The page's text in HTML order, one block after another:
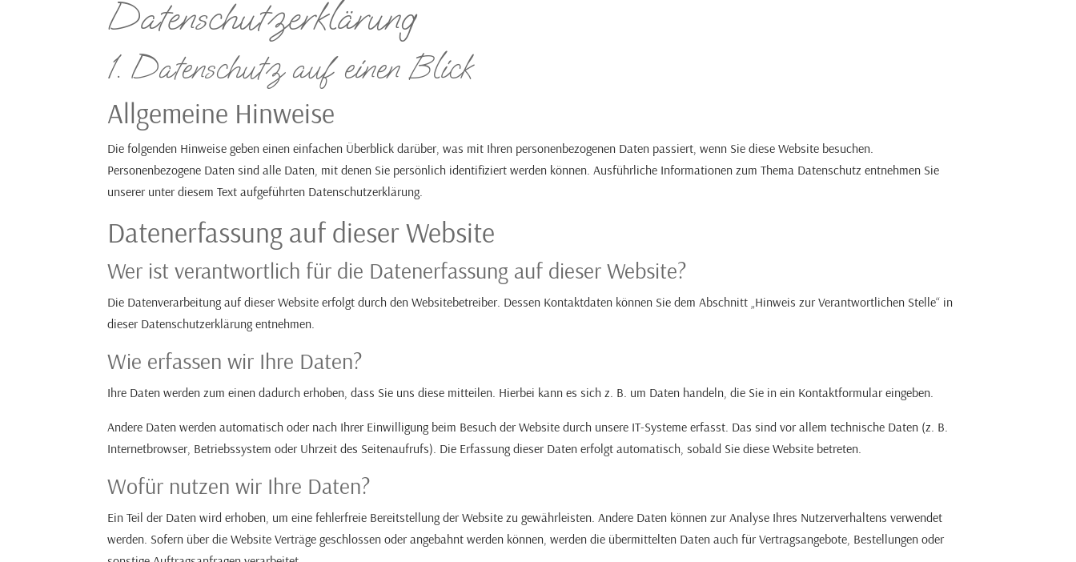
Datenschutz­erklärung
1. Datenschutz auf einen Blick
Allgemeine Hinweise
Die folgenden Hinweise geben einen einfachen Überblick darüber, was mit Ihren personenbezogenen Daten passiert, wenn Sie diese Website besuchen.
Personenbezogene Daten sind alle Daten, mit denen Sie persönlich identifiziert werden können. Ausführliche Informationen zum Thema Datenschutz entnehmen Sie
unserer unter diesem Text aufgeführten Datenschutzerklärung.
Datenerfassung auf dieser Website
Wer ist verantwortlich für die Datenerfassung auf dieser Website?
Die Datenverarbeitung auf dieser Website erfolgt durch den Websitebetreiber. Dessen Kontaktdaten können Sie dem Abschnitt „Hinweis zur Verantwortlichen Stelle“ in
dieser Datenschutzerklärung entnehmen.
Wie erfassen wir Ihre Daten?
Ihre Daten werden zum einen dadurch erhoben, dass Sie uns diese mitteilen. Hierbei kann es sich z. B. um Daten handeln, die Sie in ein Kontaktformular eingeben.
Andere Daten werden automatisch oder nach Ihrer Einwilligung beim Besuch der Website durch unsere IT-Systeme erfasst. Das sind vor allem technische Daten (z. B.
Internetbrowser, Betriebssystem oder Uhrzeit des Seitenaufrufs). Die Erfassung dieser Daten erfolgt automatisch, sobald Sie diese Website betreten.
Wofür nutzen wir Ihre Daten?
Ein Teil der Daten wird erhoben, um eine fehlerfreie Bereitstellung der Website zu gewährleisten. Andere Daten können zur Analyse Ihres Nutzerverhaltens verwendet
werden. Sofern über die Website Verträge geschlossen oder angebahnt werden können, werden die übermittelten Daten auch für Vertragsangebote, Bestellungen oder